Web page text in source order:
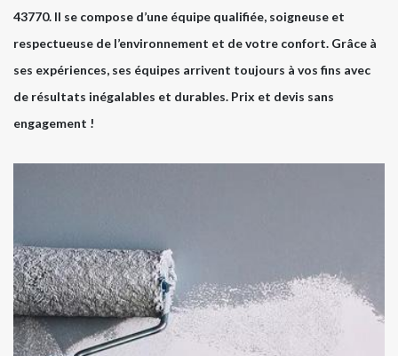
43770. Il se compose d’une équipe qualifiée, soigneuse et
respectueuse de l’environnement et de votre confort. Grâce à
ses expériences, ses équipes arrivent toujours à vos fins avec
de résultats inégalables et durables. Prix et devis sans
engagement !